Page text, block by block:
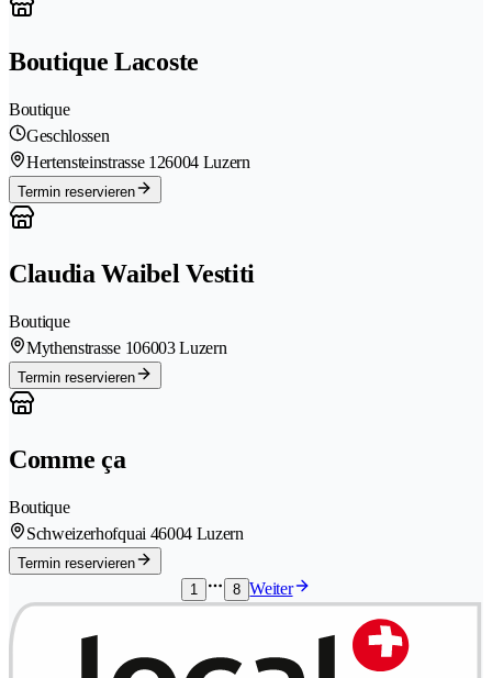
Boutique Lacoste
Boutique
Geschlossen
Hertensteinstrasse 126004 Luzern
Termin reservieren
Claudia Waibel Vestiti
Boutique
Mythenstrasse 106003 Luzern
Termin reservieren
Comme ça
Boutique
Schweizerhofquai 46004 Luzern
Termin reservieren
1
8 Weiter